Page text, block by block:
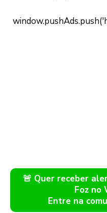
🚨 Quer receber
Foz no
Entre na